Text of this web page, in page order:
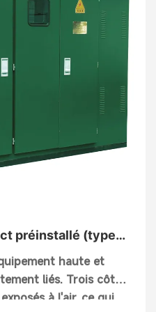
haute tension.
préinstallé (type
haute et
liés. Trois côtés
à l'air, ce qui